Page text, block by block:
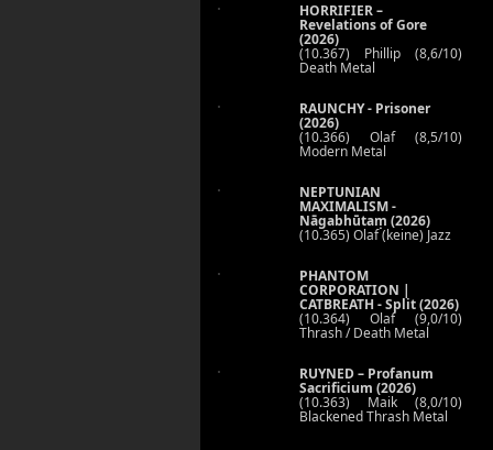
HORRIFIER –
Revelations of Gore
(2026)
(10.367) Phillip (8,6/10)
Death Metal
RAUNCHY - Prisoner
(2026)
(10.366) Olaf (8,5/10)
Modern Metal
NEPTUNIAN
MAXIMALISM -
Nāgabhūtaṃ (2026)
(10.365) Olaf (keine) Jazz
PHANTOM
CORPORATION |
CATBREATH - Split (2026)
(10.364) Olaf (9,0/10)
Thrash / Death Metal
RUYNED – Profanum
Sacrificium (2026)
(10.363) Maik (8,0/10)
Blackened Thrash Metal